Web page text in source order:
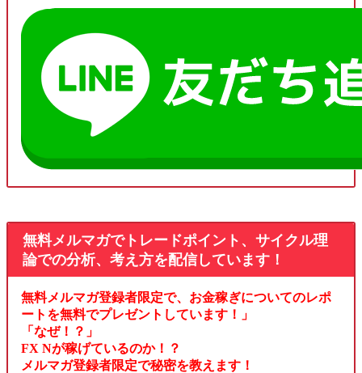
無料メルマガでトレードポイント、サイクル理
論での分析、考え方を配信しています！
無料メルマガ登録者限定で、お金稼ぎについてのレポ
ートを無料でプレゼントしています！」
「なぜ！？」
FX Nが稼げているのか！？
メルマガ登録者限定で秘密を教えます！